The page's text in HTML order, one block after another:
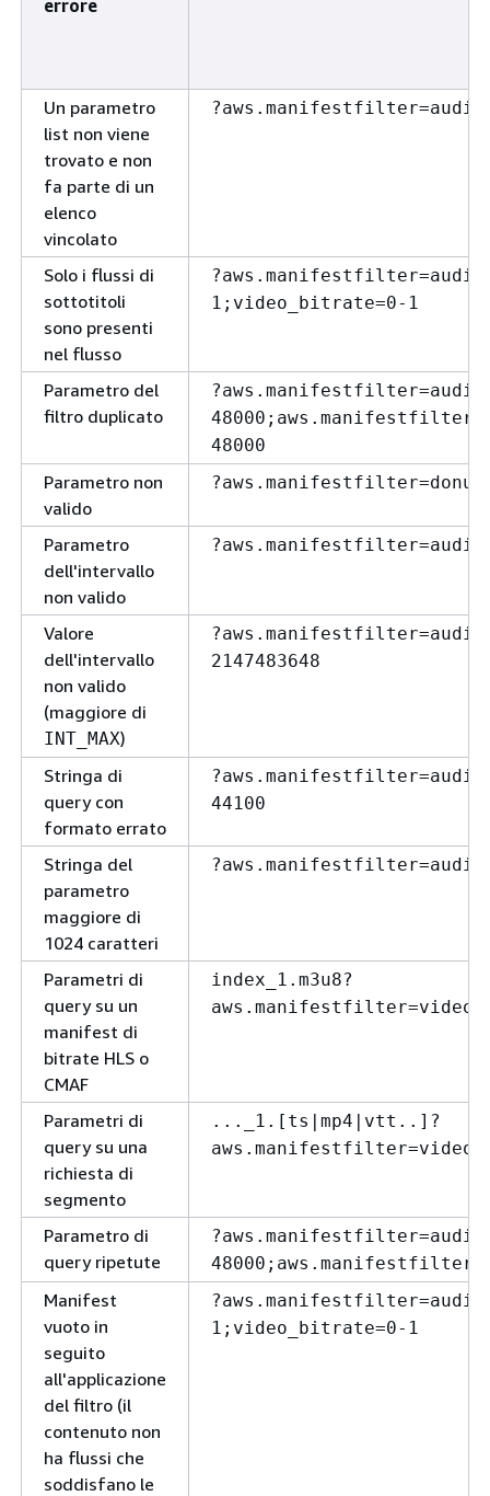
errore
Un parametro
list non viene
trovato e non
fa parte di un
elenco
vincolato
Solo i flussi di
sottotitoli
sono presenti
nel flusso
1;video_bitrate=0-1
Parametro del
filtro duplicato
48000
Parametro non
valido
Parametro
dell'intervallo
non valido
Valore
dell'intervallo
non valido
(maggiore di
INT_MAX)
2147483648
Stringa di
query con
formato errato
44100
Stringa del
parametro
maggiore di
1024 caratteri
Parametri di
query su un
manifest di
bitrate HLS o
CMAF
index_1.m3u8?
Parametri di
query su una
richiesta di
segmento
..._1.[ts|mp4|vtt..]?
Parametro di
query ripetute
Manifest
vuoto in
seguito
all'applicazione
del filtro (il
contenuto non
ha flussi che
soddisfano le
1;video_bitrate=0-1